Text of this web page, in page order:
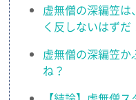
虚無僧の深編笠
く反しないはずだ
虚無僧の深編笠か
ね？